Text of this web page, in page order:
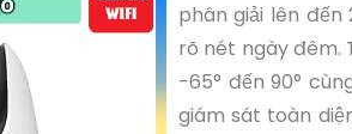
phân giải lên đến
rõ nét ngày đêm.
-65° đến 90°
giám sát toàn